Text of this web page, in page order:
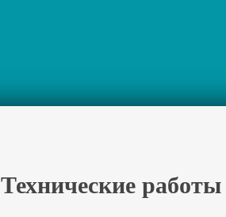
Технические работы